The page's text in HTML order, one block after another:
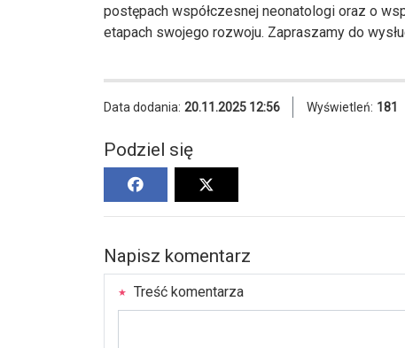
postępach współczesnej neonatologi oraz o
etapach swojego rozwoju. Zapraszamy do
Data dodania: 20.11.2025 12:56 Wyświetleń: 181
Podziel się
Napisz komentarz
Treść komentarza